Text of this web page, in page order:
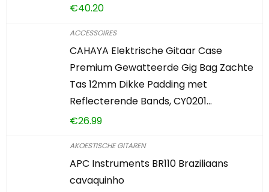
€40.20
ACCESSOIRES
CAHAYA Elektrische Gitaar Case
Premium Gewatteerde Gig Bag Zachte
Tas 12mm Dikke Padding met
Reflecterende Bands, CY0201…
€26.99
AKOESTISCHE GITAREN
APC Instruments BR110 Braziliaans
cavaquinho